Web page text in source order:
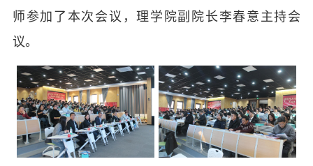
师参加了本次会议，理学院副院长李春意主持会
议。